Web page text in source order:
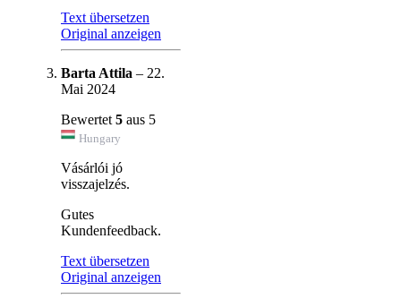
Text übersetzen
Original anzeigen
Barta Attila – 22.
Mai 2024
Bewertet 5 aus 5
Hungary
Vásárlói jó
visszajelzés.
Gutes
Kundenfeedback.
Text übersetzen
Original anzeigen